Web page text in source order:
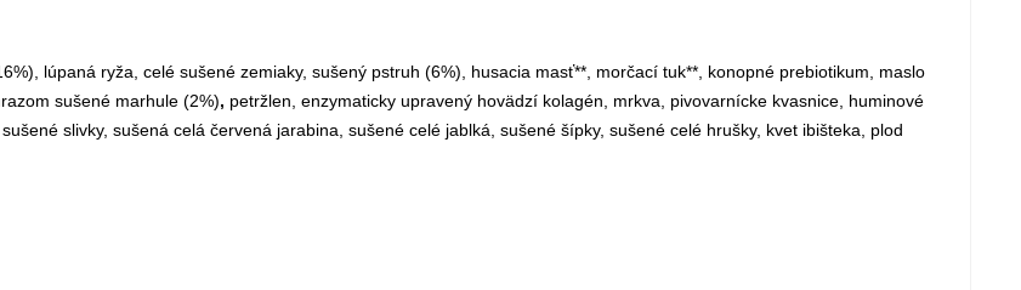
lúpaná ryža, celé sušené zemiaky, sušený pstruh (6%), husacia masť**, morčací tuk**, konopné prebiotikum, maslo
sušené marhule (2%), petržlen, enzymaticky upravený hovädzí kolagén, mrkva, pivovarnícke kvasnice, huminové
slivky, sušená celá červená jarabina, sušené celé jablká, sušené šípky, sušené celé hrušky, kvet ibišteka, plod